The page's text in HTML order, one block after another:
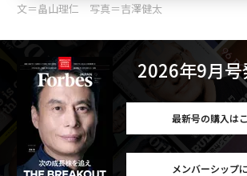
文＝畠山理仁 写真＝吉澤健太
2026年9月号
最新号の購入は
メンバーシップ